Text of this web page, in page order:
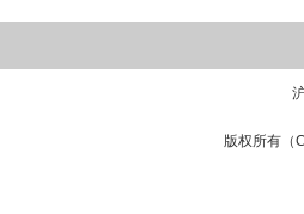
版权所有（